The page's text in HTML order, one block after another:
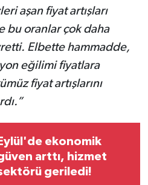
aşan fiyat artışları
bu oranlar çok daha
Elbette hammadde,
eğilimi fiyatlara
fiyat artışlarını
Eylül'de ekonomik
arttı, hizmet
geriledi!